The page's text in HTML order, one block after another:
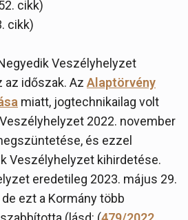
cikk)
cikk)
Veszélyhelyzet
az időszak. Az Alaptörvény
miatt, jogtechnikailag volt
2022. november
és ezzel
Veszélyhelyzet kihirdetése.
eredetileg 2023. május 29.
ezt a Kormány több